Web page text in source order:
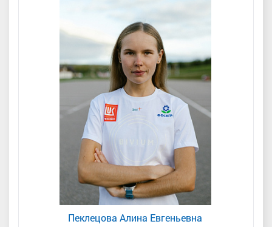
Пеклецова Алина Евгеньевна